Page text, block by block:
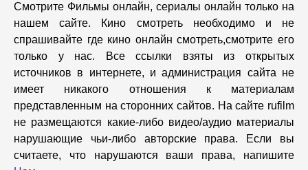
Смотрите Фильмы онлайн, сериалы онлайн только на
нашем сайте. Кино смотреть необходимо и не
спрашивайте где кино онлайн смотреть,cмотрите его
только у нас. Все ссылки взяты из открытых
источников в интернете, и администрация сайта не
имеет никакого отношения к материалам
представленным на сторонних сайтов. На сайте rufilm
не размещаются какие-либо видео/аудио материалы
нарушающие чьи-либо авторские права. Если вы
считаете, что нарушаются ваши права, напишите